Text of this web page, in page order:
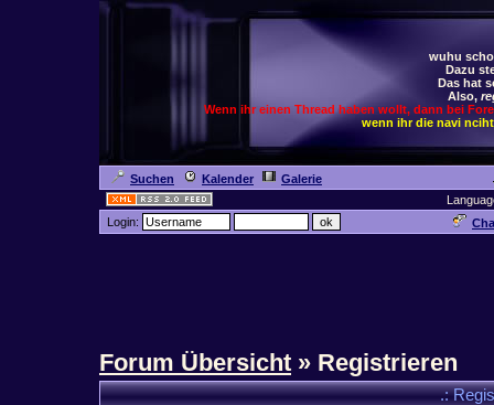
wuhu
Dazu
Das hat
Also,
Wenn ihr einen Thread haben wollt, dann bei
wenn ihr die navi
Suchen Kalender
Galerie
Login:
Forum Übersicht » Registrieren
.: